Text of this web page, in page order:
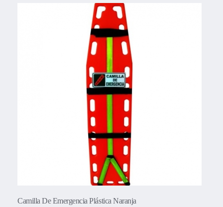
Camilla De Emergencia Plástica Naranja